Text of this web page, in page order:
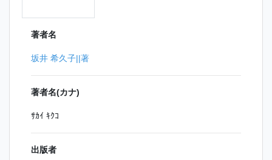
著者名
坂井 希久子||著
著者名(カナ)
ｻｶｲ ｷｸｺ
出版者